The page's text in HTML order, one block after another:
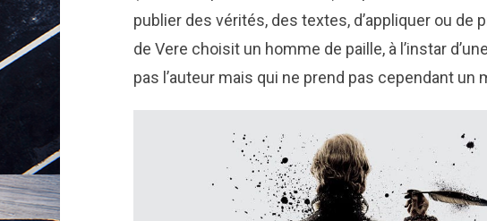
publier des vérités, des textes, d’appliquer ou de
de Vere choisit un homme de paille, à l’instar
pas l’auteur mais qui ne prend pas cependant un